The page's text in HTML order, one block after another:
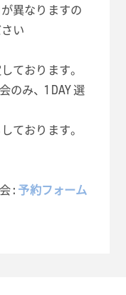
異なりますの
い
ております。
のみ、1 DAY 選
ております。
: 予約フォーム